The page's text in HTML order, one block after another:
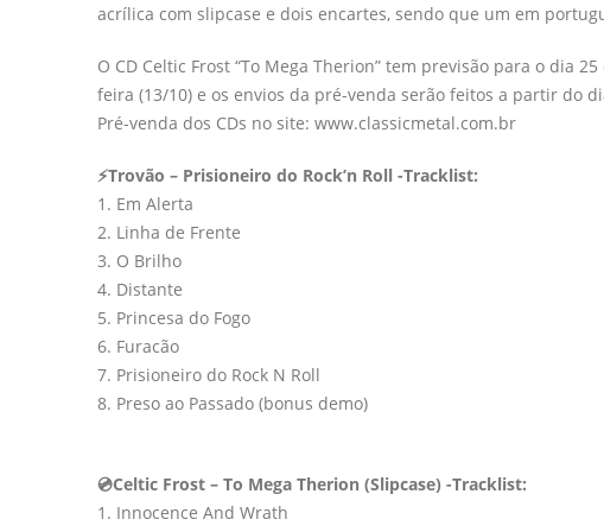
acrílica com slipcase e dois encartes, sendo que um em
O CD Celtic Frost “To Mega Therion” tem previsão para o dia
feira (13/10) e os envios da pré-venda serão feitos a partir do
Pré-venda dos CDs no site: www.classicmetal.com.br
⚡️Trovão – Prisioneiro do Rock’n Roll -Tracklist:
1. Em Alerta
2. Linha de Frente
3. O Brilho
4. Distante
5. Princesa do Fogo
6. Furacão
7. Prisioneiro do Rock N Roll
8. Preso ao Passado (bonus demo)
💿Celtic Frost – To Mega Therion (Slipcase) -Tracklist:
1. Innocence And Wrath